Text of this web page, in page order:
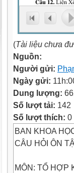
(Tài liệu chưa
Nguồn:
Người gửi:
Ngày gửi:
Dung lượng:
Số lượt tải: 142
Số lượt thích: 0
BAN KHOA
CÂU HỎI ÔN
MÔN: TỔ HỢP